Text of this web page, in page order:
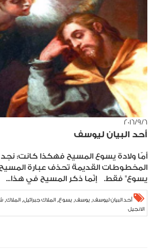
٦‏/٩‏/٢٠١٦
أحد البيان ليوسف
أمّا ولادة يسوع المسيح فهكذا كانت:
المخطوطات القديمة تحذف عبارة
يسوع" فقط. إنّما ذكر المسيح في هذا...
أحد البيان ليوسف يوسف يسوع الملاك جبرائيل الملاك
الانجيل